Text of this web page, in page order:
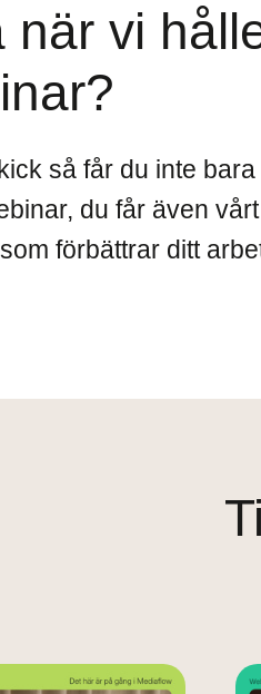
när vi
så får du inte
du får även
förbättrar ditt